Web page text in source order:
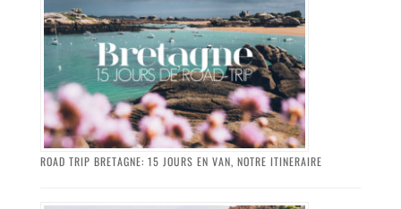
ROAD TRIP BRETAGNE: 15 JOURS EN VAN, NOTRE ITINERAIRE